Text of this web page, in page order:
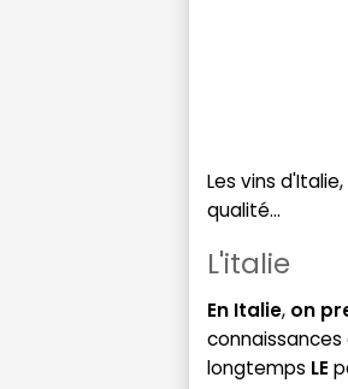
Les vins
qualité...
L'italie
En Italie, on
longtemps LE